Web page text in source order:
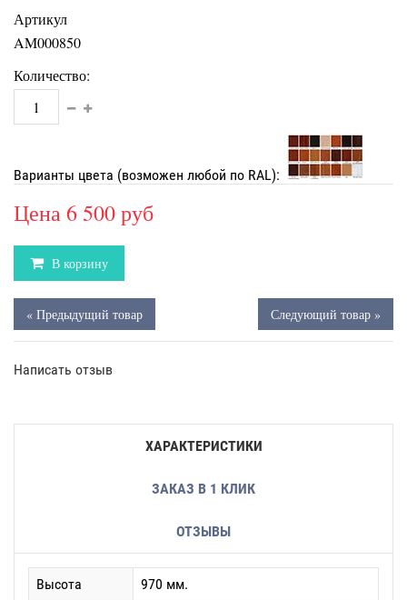
Артикул
AM000850
Количество:
Варианты цвета (возможен любой по RAL):
Цена6 500 руб
В корзину
« Предыдущий товар Следующий товар »
Написать отзыв
ХАРАКТЕРИСТИКИ
ЗАКАЗ В 1 КЛИК
ОТЗЫВЫ
Высота
970 мм.